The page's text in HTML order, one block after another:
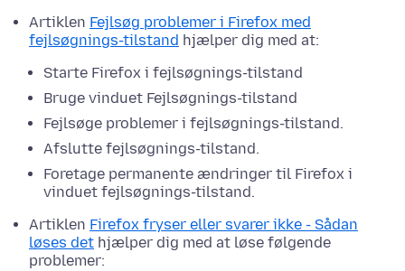
Artiklen Fejlsøg problemer i Firefox med
fejlsøgnings-tilstand hjælper dig med at:
Starte Firefox i fejlsøgnings-tilstand
Bruge vinduet Fejlsøgnings-tilstand
Fejlsøge problemer i fejlsøgnings-tilstand.
Afslutte fejlsøgnings-tilstand.
Foretage permanente ændringer til Firefox i
vinduet fejlsøgnings-tilstand.
Artiklen Firefox fryser eller svarer ikke - Sådan
løses det hjælper dig med at løse følgende
problemer: